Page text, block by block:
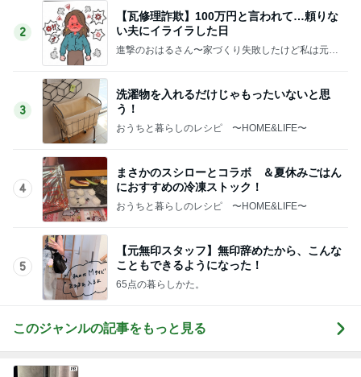
2
【瓦修理詐欺】100万円と言われて…頼りな
い夫にイライラした日
進撃のおはるさん〜家づくり失敗したけど私は元気
3
洗濯物を入れるだけじゃもったいないと思
う！
おうちと暮らしのレシピ 〜HOME&LIFE〜
4
まさかのスシローとコラボ ＆夏休みごはん
におすすめの冷凍ストック！
おうちと暮らしのレシピ 〜HOME&LIFE〜
5
【元無印スタッフ】無印辞めたから、こんな
こともできるようになった！
65点の暮らしかた。
このジャンルの記事をもっと見る